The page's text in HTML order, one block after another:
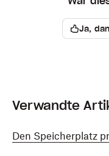
Ja,
Verwandte
Den Speicherplatz